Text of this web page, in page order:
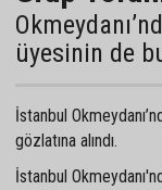
üyesinin de
İstanbul
gözlatına alındı.
İstanbul